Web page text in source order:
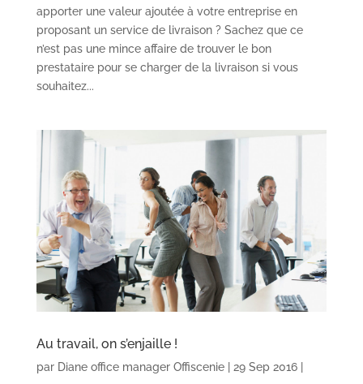
apporter une valeur ajoutée à votre entreprise en
proposant un service de livraison ? Sachez que ce
n’est pas une mince affaire de trouver le bon
prestataire pour se charger de la livraison si vous
souhaitez...
Au travail, on s’enjaille !
par Diane office manager Offiscenie| 29 Sep 2016|